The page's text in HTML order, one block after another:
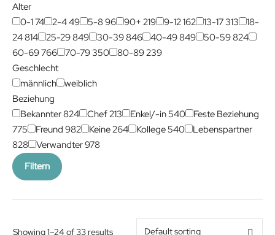
Alter
0-174 2-449 5-896 90+ 219 9-12162 13-17313
18-
24814 25-29849 30-39846 40-49849 50-59824
60-69766 70-79350 80-89239
Geschlecht
männlich
weiblich
Beziehung
Bekannter824 Chef213 Enkel/-in540
Feste Beziehung
775
Freund 982 Keine264 Kollege540
Lebenspartner
828
Verwandter978
Filtern
Showing 1–24 of 33 results